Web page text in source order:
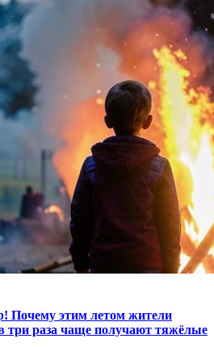
Почему этим летом жители
три раза чаще получают тяжёлые